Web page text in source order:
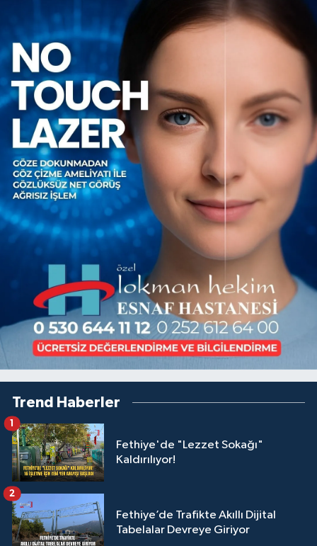
Trend Haberler
Fethiye'de "Lezzet Sokağı"
Kaldırılıyor!
1
Fethiye’de Trafikte Akıllı Dijital
Tabelalar Devreye Giriyor
2